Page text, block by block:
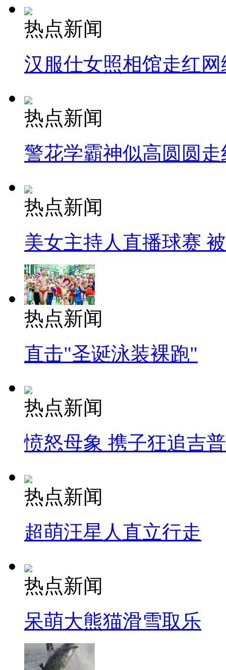
热点新闻
汉服仕女照相馆走红网
热点新闻
警花学霸神似高圆圆走
热点新闻
美女主持人直播球赛
热点新闻
直击"圣诞泳装裸跑"
热点新闻
愤怒母象 携子狂追吉
热点新闻
超萌汪星人直立行走
热点新闻
呆萌大熊猫滑雪取乐